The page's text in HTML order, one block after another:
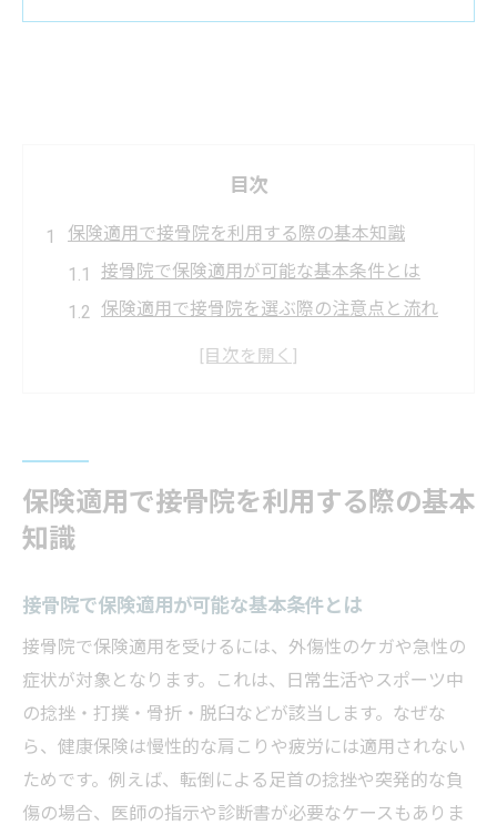
目次
保険適用で接骨院を利用する際の基本知識
接骨院で保険適用が可能な基本条件とは
保険適用で接骨院を選ぶ際の注意点と流れ
整骨院と接骨院での保険適用の基本的な違
ツ
大阪府枚方市で接骨院の保険手続きを徹底解説
枚方市で接骨院の保険申請を行う流れ
接骨院の保険手続きに必要な書類と準備
枚方市の接骨院での保険適用時の注意点
接骨院の保険申請でよくある疑問と解決法
接骨院で保険が適用されるための実践的手
順
保険適用で接骨院を利用する際の基本
知識
接骨院で保険適用が可能な基本条件とは
接骨院で保険適用を受けるには、外傷性のケガや急性の
症状が対象となります。これは、日常生活やスポーツ中
の捻挫・打撲・骨折・脱臼などが該当します。なぜな
ら、健康保険は慢性的な肩こりや疲労には適用されない
ためです。例えば、転倒による足首の捻挫や突発的な負
傷の場合、医師の指示や診断書が必要なケースもありま